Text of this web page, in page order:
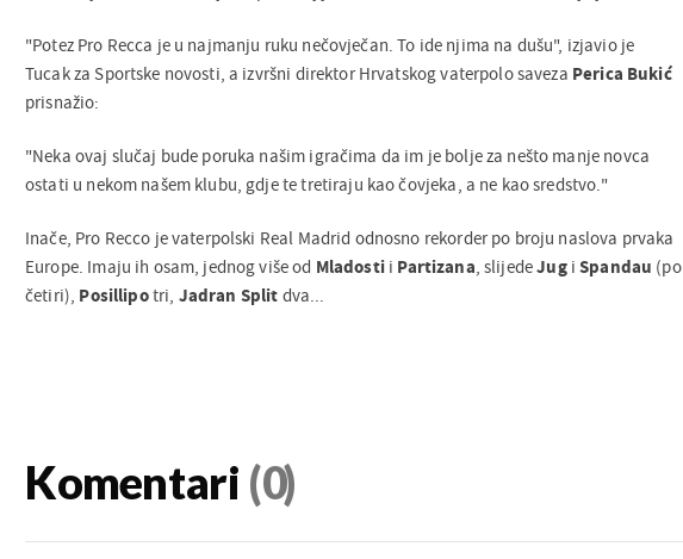
"Potez Pro Recca je u najmanju ruku nečovječan. To ide njima na dušu", izjavio je
Tucak za Sportske novosti, a izvršni direktor Hrvatskog vaterpolo saveza Perica Bukić
prisnažio:
"Neka ovaj slučaj bude poruka našim igračima da im je bolje za nešto manje novca
ostati u nekom našem klubu, gdje te tretiraju kao čovjeka, a ne kao sredstvo."
Inače, Pro Recco je vaterpolski Real Madrid odnosno rekorder po broju naslova prvaka
Europe. Imaju ih osam, jednog više od Mladostii Partizana, slijedeJugiSpandau (po
četiri), Posillipotri, Jadran Split dva...
Komentari (0)